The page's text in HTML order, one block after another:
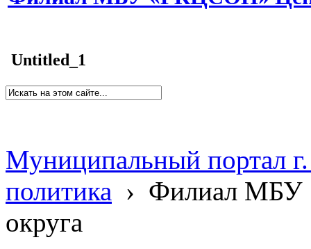
Untitled_1
Муниципальный портал
политика › Филиал МБУ
округа